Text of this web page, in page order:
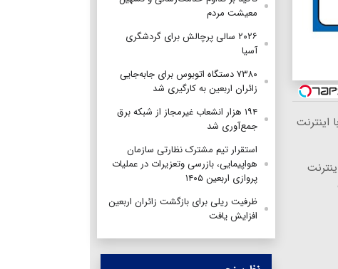
اینترنت
✅ اینترنت
معیشت مردم
۲۰۲۶ سالی پرچالش برای گردشگری
آسیا
۷۳۸۰ دستگاه اتوبوس برای جابه‌جایی
زائران اربعین به‌ کارگیری شد
۱۹۴ هزار انشعاب غیرمجاز از شبکه برق
جمع‌آوری شد
استقرار تیم مشترک نظارتی سازمان
هواپیمایی، بازرسی وتعزیرات در عملیات
پروازی اربعین ۱۴۰۵
ظرفیت ریلی برای بازگشت زائران اربعین
افزایش یافت